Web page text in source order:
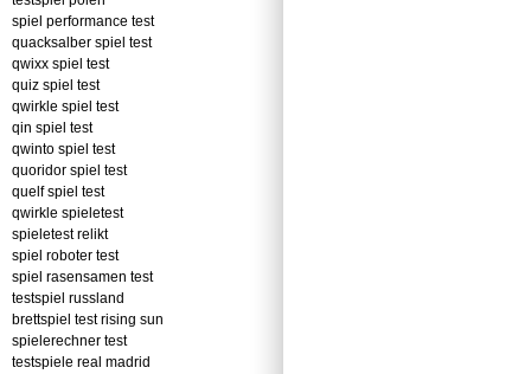
spiel performance test
quacksalber spiel test
qwixx spiel test
quiz spiel test
qwirkle spiel test
qin spiel test
qwinto spiel test
quoridor spiel test
quelf spiel test
qwirkle spieletest
spieletest relikt
spiel roboter test
spiel rasensamen test
testspiel russland
brettspiel test rising sun
spielerechner test
testspiele real madrid